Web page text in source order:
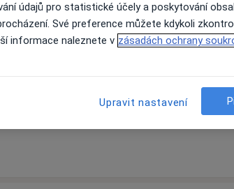
Dnes
7 Srpen
Zítra
8 Srpen
Ne
9 Srpen
Po
10
Online rezervace termínu není k
Zobrazit profil
údajů pro statistické účely a poskytování
Své preference můžete kdykoli
informace naleznete v zásadách ochrany
Upravit nastavení